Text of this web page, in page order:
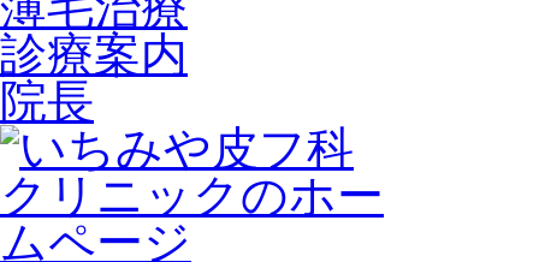
診療案内
院長